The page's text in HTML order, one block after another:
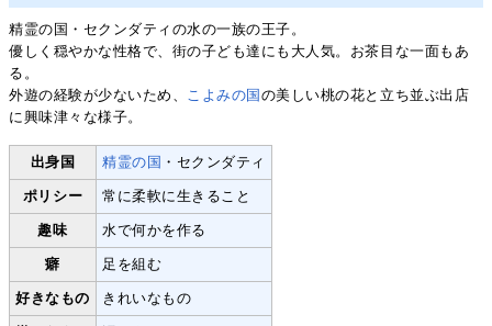
精霊の国・セクンダティの水の一族の王子。
優しく穏やかな性格で、街の子ども達にも大人気。お茶目な一面もあ
る。
外遊の経験が少ないため、
こよみの国の美しい桃の花と立ち並ぶ出店
に興味津々な様子。
出身国 精霊の国 ・セクンダティ
ポリシー 常に柔軟に生きること
趣味 水で何かを作る
癖 足を組む
好きなもの きれいなもの